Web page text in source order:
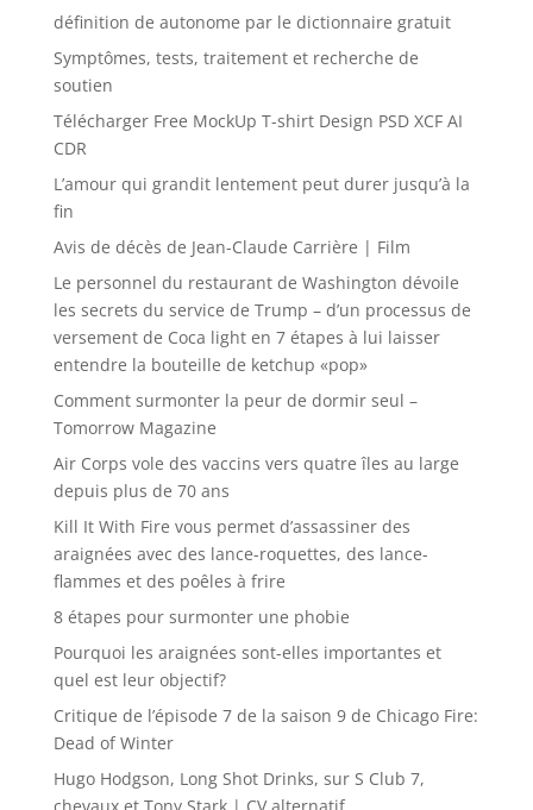
définition de autonome par le dictionnaire gratuit
Symptômes, tests, traitement et recherche de
soutien
Télécharger Free MockUp T-shirt Design PSD XCF AI
CDR
L’amour qui grandit lentement peut durer jusqu’à la
fin
Avis de décès de Jean-Claude Carrière | Film
Le personnel du restaurant de Washington dévoile
les secrets du service de Trump – d’un processus de
versement de Coca light en 7 étapes à lui laisser
entendre la bouteille de ketchup «pop»
Comment surmonter la peur de dormir seul –
Tomorrow Magazine
Air Corps vole des vaccins vers quatre îles au large
depuis plus de 70 ans
Kill It With Fire vous permet d’assassiner des
araignées avec des lance-roquettes, des lance-
flammes et des poêles à frire
8 étapes pour surmonter une phobie
Pourquoi les araignées sont-elles importantes et
quel est leur objectif?
Critique de l’épisode 7 de la saison 9 de Chicago Fire:
Dead of Winter
Hugo Hodgson, Long Shot Drinks, sur S Club 7,